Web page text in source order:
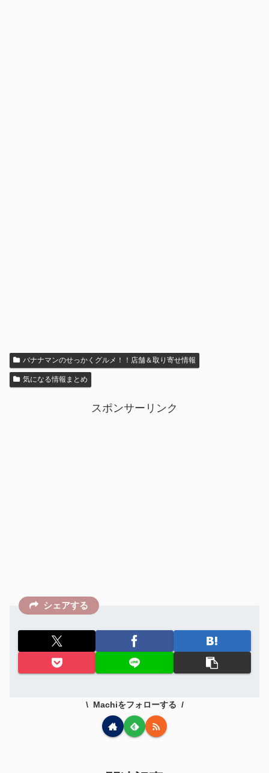
バナナマンのせっかくグルメ！！店舗＆取り寄せ情報
気になる情報まとめ
スポンサーリンク
シェアする
Machiをフォローする